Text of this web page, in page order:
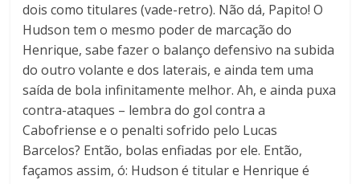
dois como titulares (vade-retro). Não dá, Papito! O
Hudson tem o mesmo poder de marcação do
Henrique, sabe fazer o balanço defensivo na subida
do outro volante e dos laterais, e ainda tem uma
saída de bola infinitamente melhor. Ah, e ainda puxa
contra-ataques – lembra do gol contra a
Cabofriense e o penalti sofrido pelo Lucas
Barcelos? Então, bolas enfiadas por ele. Então,
façamos assim, ó: Hudson é titular e Henrique é